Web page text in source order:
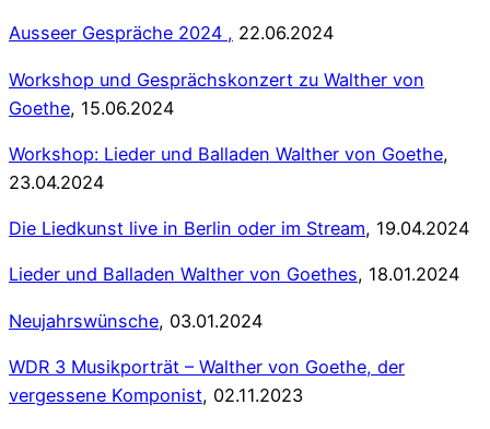
Ausseer Gespräche 2024 , 22.06.2024
Workshop und Gesprächskonzert zu Walther von
Goethe, 15.06.2024
Workshop: Lieder und Balladen Walther von Goethe,
23.04.2024
Die Liedkunst live in Berlin oder im Stream, 19.04.2024
Lieder und Balladen Walther von Goethes, 18.01.2024
Neujahrswünsche, 03.01.2024
WDR 3 Musikporträt – Walther von Goethe, der
vergessene Komponist, 02.11.2023